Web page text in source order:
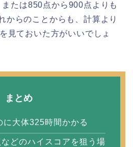
たは850点から900点よりも
からのことからも、計算より
見ておいた方がいいでしょ
まとめ
に大体325時間かかる
どのハイスコアを狙う場